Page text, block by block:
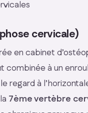
cervicale)
en cabinet
combinée à un
regard à
7ème vertèbre